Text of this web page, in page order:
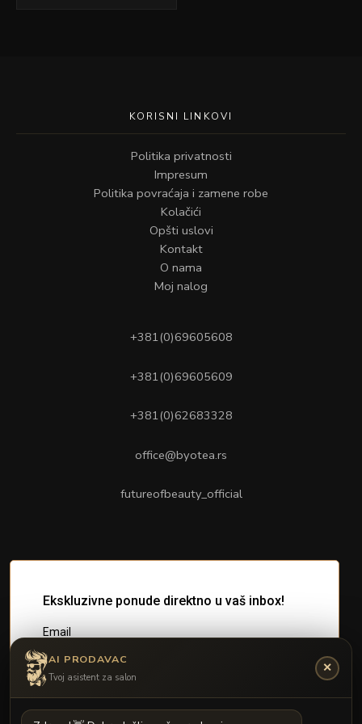
KORISNI LINKOVI
Politika privatnosti
Impresum
Politika povraćaja i zamene robe
Kolačići
Opšti uslovi
Kontakt
O nama
Moj nalog
+381(0)69605608
+381(0)69605609
+381(0)62683328
office@byotea.rs
futureofbeauty_official
AI PRODAVAC
Tvoj asistent za salon
✕